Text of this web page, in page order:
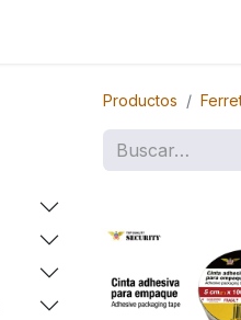
Productos